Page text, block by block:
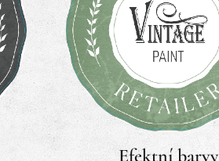
Efektní barvy